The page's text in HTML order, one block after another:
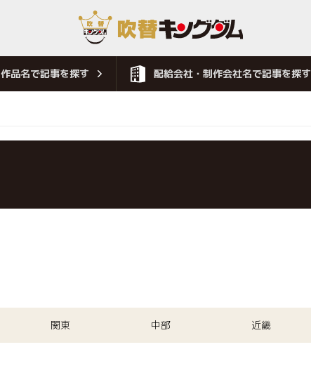
作品名で記事を探す 配給会社・制作会社名で記事を探す
関東 中部 近畿